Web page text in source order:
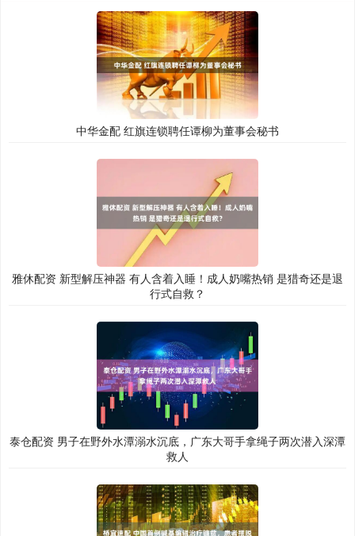
中华金配 红旗连锁聘任谭柳为董事会秘书
雅休配资 新型解压神器 有人含着入睡！成人奶嘴热销 是猎奇还是退
行式自救？
泰仓配资 男子在野外水潭溺水沉底，广东大哥手拿绳子两次潜入深潭
救人